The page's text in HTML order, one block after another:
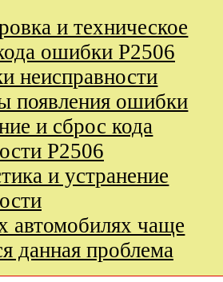
и техническое
ошибки P2506
неисправности
появления ошибки
и сброс кода
P2506
и устранение
автомобилях чаще
данная проблема